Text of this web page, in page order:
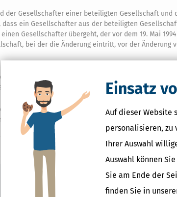
Einsatz
Auf dieser Website
personalisieren, zu
Ihrer Auswahl
Auswahl können
Sie am Ende der
finden Sie in
der Gesellschafter einer beteiligten Gesellschaft
dass ein Gesellschafter aus der beteiligten
Gesellschafter übergeht, der vor dem 19. Mai
bei der die Änderung eintritt, vor der
der Gesellschafter einer beteiligten Gesellschaft und
Jahren jeweils nur geringfügig geändert hat, oder
der Gesellschafter einer beteiligten Gesellschaft und
Strukturwandel im landwirtschaftlichen Bereich
Verwandte Lexikon-Begriffe
Künstlersozialabgabe